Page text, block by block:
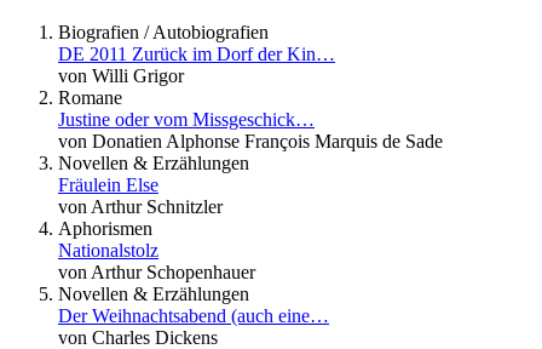
Biografien / Autobiografien
DE 2011 Zurück im Dorf der Kin…
von Willi Grigor
Romane
Justine oder vom Missgeschick…
von Donatien Alphonse François Marquis de Sade
Novellen & Erzählungen
Fräulein Else
von Arthur Schnitzler
Aphorismen
Nationalstolz
von Arthur Schopenhauer
Novellen & Erzählungen
Der Weihnachtsabend (auch eine…
von Charles Dickens